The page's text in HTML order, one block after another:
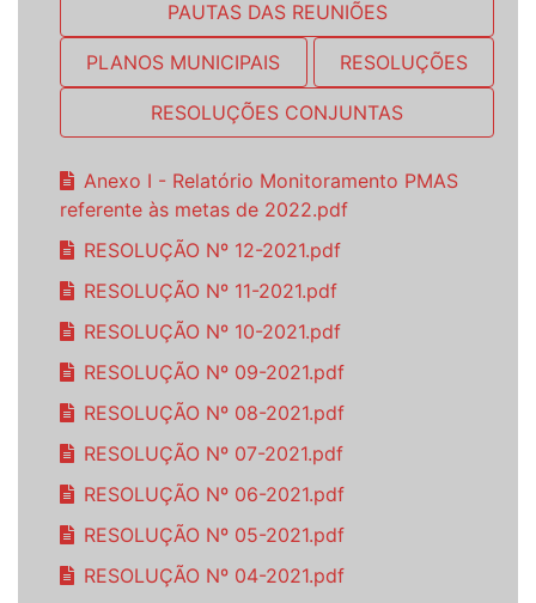
PAUTAS DAS REUNIÕES
PLANOS MUNICIPAIS RESOLUÇÕES
RESOLUÇÕES CONJUNTAS
Anexo I - Relatório Monitoramento PMAS
referente às metas de 2022.pdf
RESOLUÇÃO Nº 12-2021.pdf
RESOLUÇÃO Nº 11-2021.pdf
RESOLUÇÃO Nº 10-2021.pdf
RESOLUÇÃO Nº 09-2021.pdf
RESOLUÇÃO Nº 08-2021.pdf
RESOLUÇÃO Nº 07-2021.pdf
RESOLUÇÃO Nº 06-2021.pdf
RESOLUÇÃO Nº 05-2021.pdf
RESOLUÇÃO Nº 04-2021.pdf